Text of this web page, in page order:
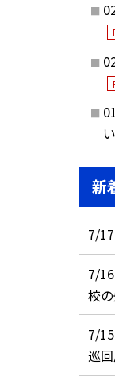
新
7/
7/
校
7/
巡